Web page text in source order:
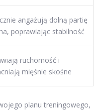
angażują dolną partię
poprawiając stabilność
ruchomość i
mięśnie skośne
planu treningowego,